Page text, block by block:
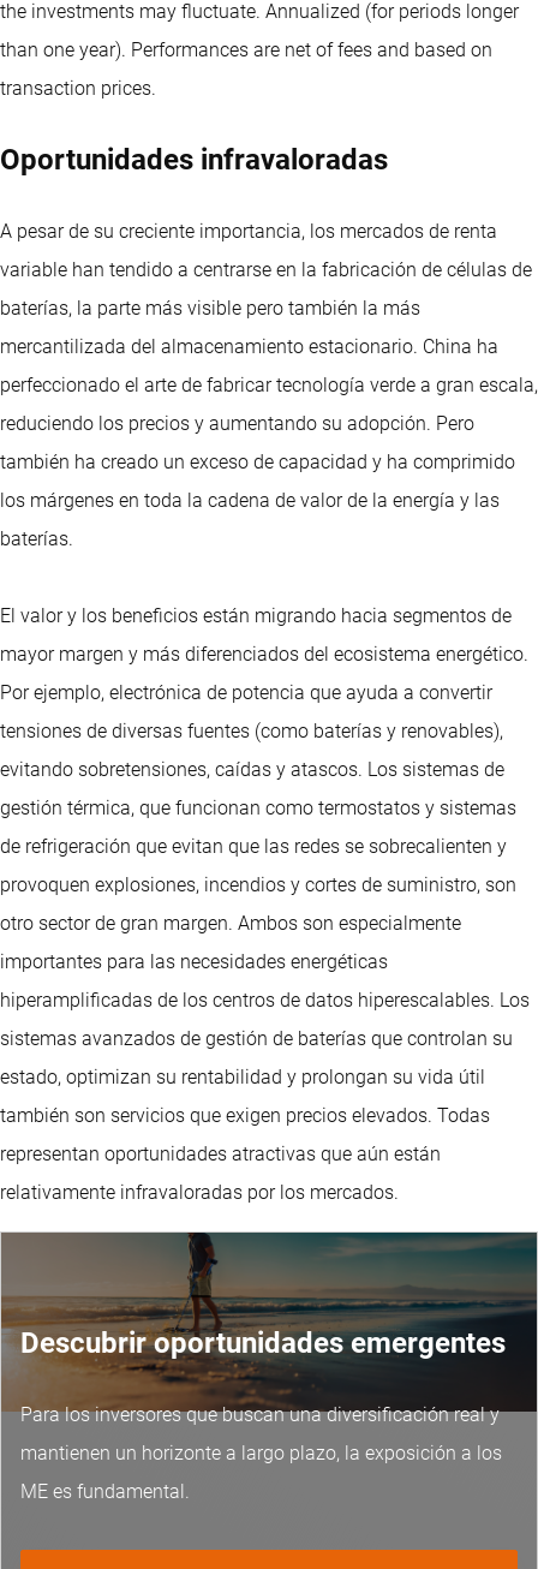
the investments may fluctuate. Annualized (for periods longer
than one year). Performances are net of fees and based on
transaction prices.
Oportunidades infravaloradas
A pesar de su creciente importancia, los mercados de renta
variable han tendido a centrarse en la fabricación de células de
baterías, la parte más visible pero también la más
mercantilizada del almacenamiento estacionario. China ha
perfeccionado el arte de fabricar tecnología verde a gran escala,
reduciendo los precios y aumentando su adopción. Pero
también ha creado un exceso de capacidad y ha comprimido
los márgenes en toda la cadena de valor de la energía y las
baterías.
El valor y los beneficios están migrando hacia segmentos de
mayor margen y más diferenciados del ecosistema energético.
Por ejemplo, electrónica de potencia que ayuda a convertir
tensiones de diversas fuentes (como baterías y renovables),
evitando sobretensiones, caídas y atascos. Los sistemas de
gestión térmica, que funcionan como termostatos y sistemas
de refrigeración que evitan que las redes se sobrecalienten y
provoquen explosiones, incendios y cortes de suministro, son
otro sector de gran margen. Ambos son especialmente
importantes para las necesidades energéticas
hiperamplificadas de los centros de datos hiperescalables. Los
sistemas avanzados de gestión de baterías que controlan su
estado, optimizan su rentabilidad y prolongan su vida útil
también son servicios que exigen precios elevados. Todas
representan oportunidades atractivas que aún están
relativamente infravaloradas por los mercados.
Descubrir oportunidades emergentes
Para los inversores que buscan una diversificación real y
mantienen un horizonte a largo plazo, la exposición a los
ME es fundamental.